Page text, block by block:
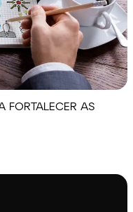
FORTALECER AS